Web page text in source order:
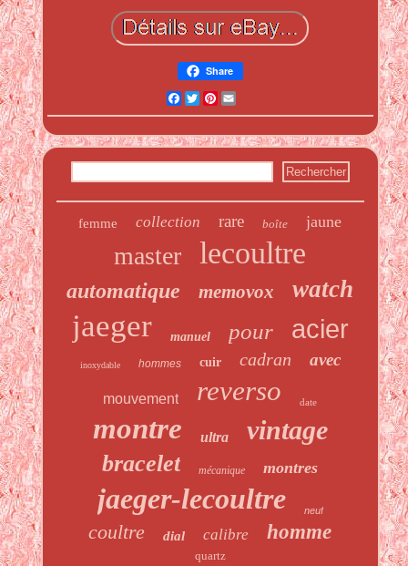
Share
Facebook
Twitter
Pinterest
Email
femme collection rare boîte jaune
master lecoultre
automatique memovox watch
jaeger manuel pour acier
inoxydable hommes cuir cadran avec
mouvement reverso date
montre ultra vintage
bracelet mécanique montres
jaeger-lecoultre neuf
coultre dial calibre homme
quartz